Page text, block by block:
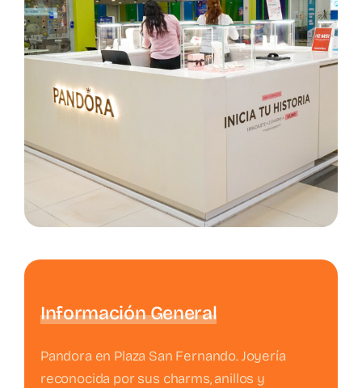
Información General
Pandora en Plaza San Fernando. Joyería
reconocida por sus charms, anillos y